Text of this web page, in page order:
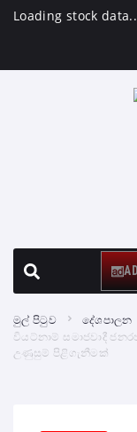
Loading stock
මුල් පිටුව
දේශපාලන
වියට්නාම් සමාජවාදී
උණුසුම් පිළිගැනීමක්